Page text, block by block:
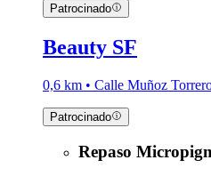
Patrocinado
Beauty SF
0,6 km • Calle Muñoz
Patrocinado
Repaso